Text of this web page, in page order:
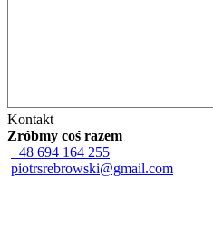
Kontakt
Zróbmy coś razem
+48 694 164 255
piotrsrebrowski@gmail.com